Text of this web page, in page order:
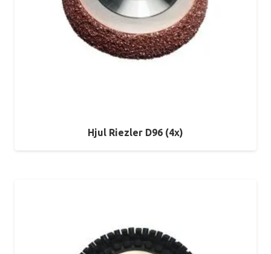
Hjul Riezler D96 (4x)